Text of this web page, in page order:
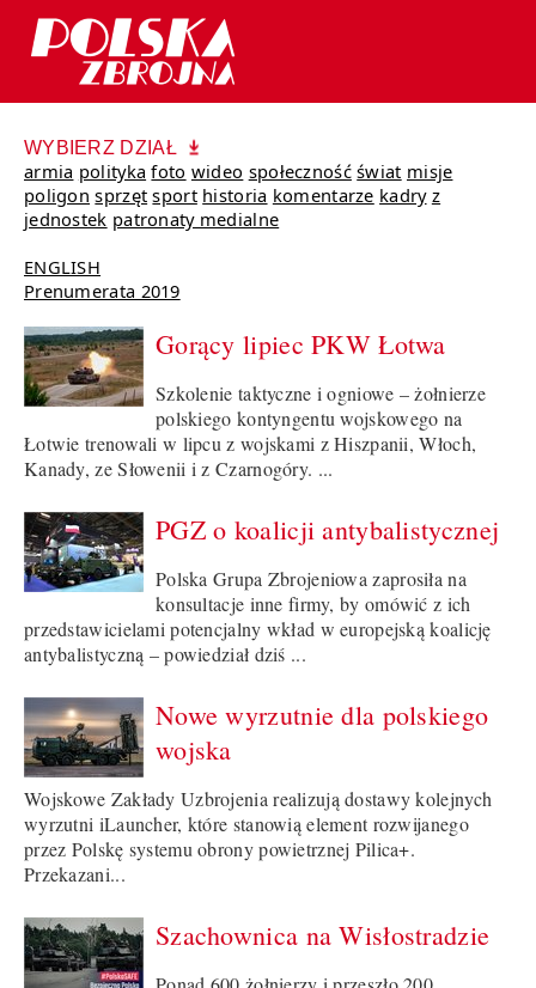
WYBIERZ DZIAŁ
armia polityka foto wideo społeczność świat misje
poligon sprzęt sport historia komentarze kadry z
jednostek patronaty medialne
ENGLISH
Prenumerata 2019
Gorący lipiec PKW Łotwa
Szkolenie taktyczne i ogniowe – żołnierze
polskiego kontyngentu wojskowego na
Łotwie trenowali w lipcu z wojskami z Hiszpanii, Włoch,
Kanady, ze Słowenii i z Czarnogóry. ...
PGZ o koalicji antybalistycznej
Polska Grupa Zbrojeniowa zaprosiła na
konsultacje inne firmy, by omówić z ich
przedstawicielami potencjalny wkład w europejską koalicję
antybalistyczną – powiedział dziś ...
Nowe wyrzutnie dla polskiego
wojska
Wojskowe Zakłady Uzbrojenia realizują dostawy kolejnych
wyrzutni iLauncher, które stanowią element rozwijanego
przez Polskę systemu obrony powietrznej Pilica+.
Przekazani...
Szachownica na Wisłostradzie